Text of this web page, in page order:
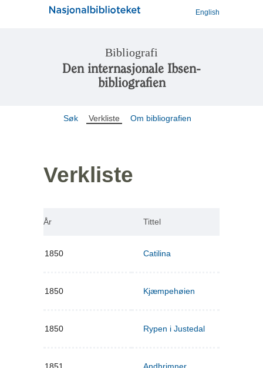
English
Bibliografi
Den internasjonale Ibsen-
bibliografien
Søk Verkliste Om bibliografien
Verkliste
År Tittel
1850 Catilina
1850 Kjæmpehøien
1850 Rypen i Justedal
1851 Andhrimner